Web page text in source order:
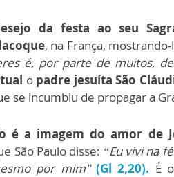
da festa ao seu
, na França,
é, por parte de muitos,
o padre jesuíta São
se incumbiu de propagar a
é a imagem do amor de
São Paulo disse: “Eu vivi na
por mim" (Gl 2,20). É